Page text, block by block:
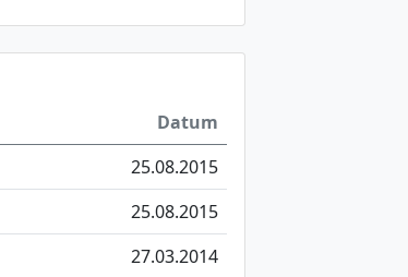
Datum
25.08.2015
25.08.2015
27.03.2014